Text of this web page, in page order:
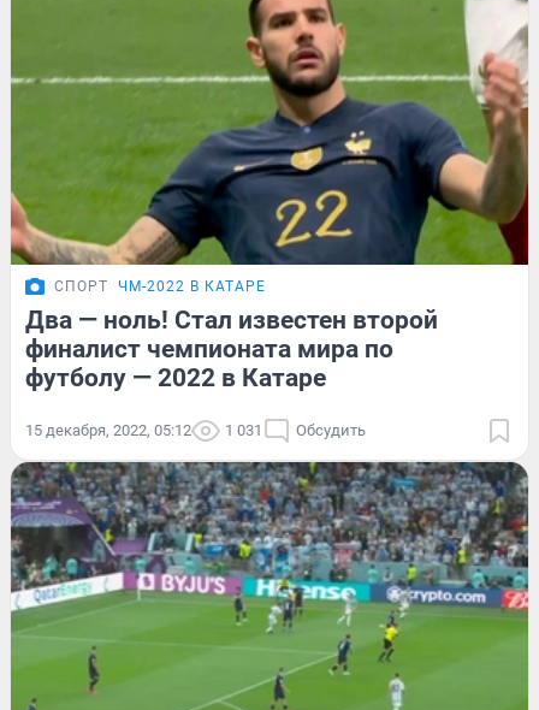
СПОРТ ЧМ-2022 В КАТАРЕ
Два — ноль! Стал известен второй
финалист чемпионата мира по
футболу — 2022 в Катаре
15 декабря, 2022, 05:12 1 031 Обсудить